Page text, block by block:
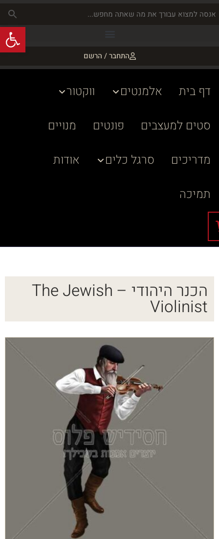
התחבר / הרשם
דף בית אלמנטים
ווקטור
סטים למעצבים
פונטים
מנויים
מדריכים
סרגל כלים
אודות
תמיכה
הכנר היהודי – The Jewish
Violinist